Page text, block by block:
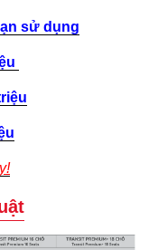
sử dụng